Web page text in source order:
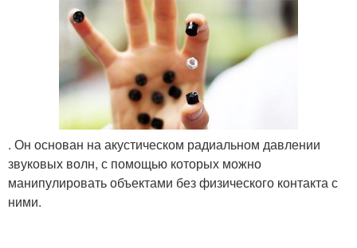
. Он основан на акустическом радиальном давлении
звуковых волн, с помощью которых можно
манипулировать объектами без физического контакта с
ними.